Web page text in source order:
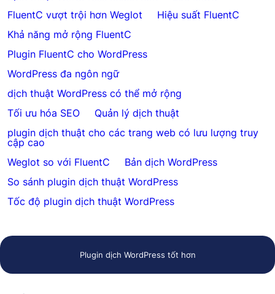
FluentC vượt trội hơn Weglot
Hiệu suất FluentC
Khả năng mở rộng FluentC
Plugin FluentC cho WordPress
WordPress đa ngôn ngữ
dịch thuật WordPress có thể mở rộng
Tối ưu hóa SEO
Quản lý dịch thuật
plugin dịch thuật cho các trang web có lưu lượng truy
cập cao
Weglot so với FluentC
Bản dịch WordPress
So sánh plugin dịch thuật WordPress
Tốc độ plugin dịch thuật WordPress
Plugin dịch WordPress tốt hơn